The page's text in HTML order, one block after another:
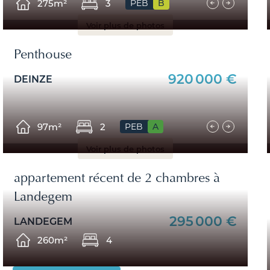
Voir plus de photos
275m² 3 PEB B
Penthouse
DEINZE 920 000 €
Voir plus de photos
97m² 2 PEB A
appartement récent de 2 chambres à
Landegem
LANDEGEM 295 000 €
260m² 4